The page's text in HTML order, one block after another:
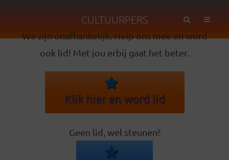
CULTUURPERS
We zijn onafhankelijk. Help ons mee en word
ook lid! Met jou erbij gaat het beter.
Klik hier en word lid
Geen lid, wel steunen?